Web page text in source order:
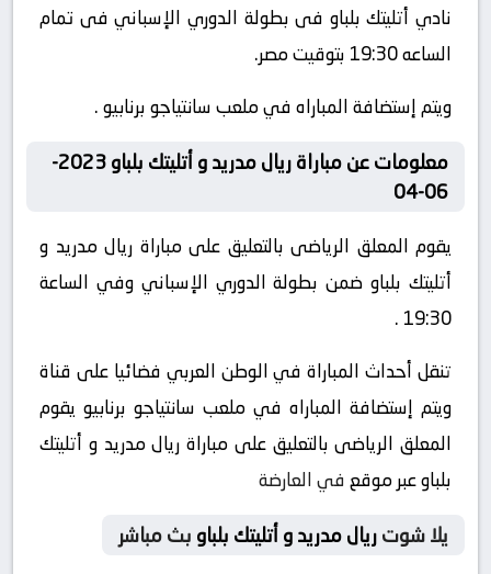
نادي أتليتك بلباو فى بطولة الدوري الإسباني فى تمام
الساعه 19:30 بتوقيت مصر.
ويتم إستضافة المباراه في ملعب سانتياجو برنابيو .
معلومات عن مباراة ريال مدريد و أتليتك بلباو 2023-
06-04
يقوم المعلق الرياضى بالتعليق على مباراة ريال مدريد و
أتليتك بلباو ضمن بطولة الدوري الإسباني وفي الساعة
19:30 .
تنقل أحداث المباراة في الوطن العربي فضائيا على قناة
ويتم إستضافة المباراه في ملعب سانتياجو برنابيو يقوم
المعلق الرياضى بالتعليق على مباراة ريال مدريد و أتليتك
بلباو عبر موقعفي العارضة
يلا شوتريال مدريد و أتليتك بلباو بث مباشر